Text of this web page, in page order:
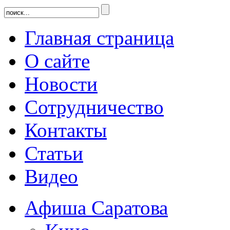
Главная страница
О сайте
Новости
Сотрудничество
Контакты
Статьи
Видео
Афиша Саратова